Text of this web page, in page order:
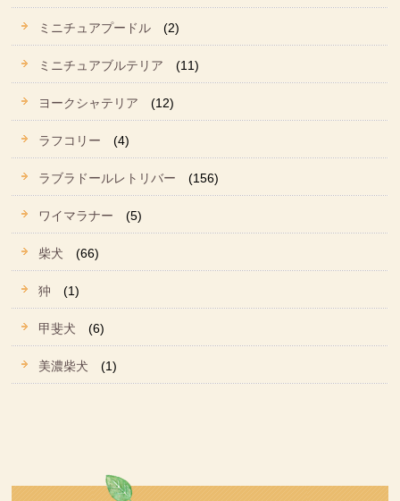
ミニチュアプードル (2)
ミニチュアブルテリア (11)
ヨークシャテリア (12)
ラフコリー (4)
ラブラドールレトリバー (156)
ワイマラナー (5)
柴犬 (66)
狆 (1)
甲斐犬 (6)
美濃柴犬 (1)